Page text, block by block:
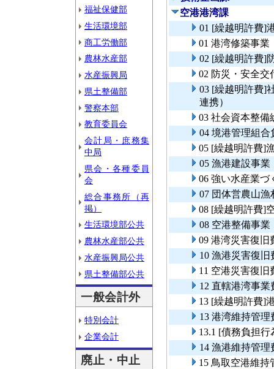
福祉保健部
生活環境部
商工労働部
農林水産部
水産振興局
県土整備部
警察本部
教育委員会
会計局・庶務集
中局
県会・各種委員
会
総合事務所（再
掲）
生活環境部公共
農林水産部公共
水産振興局公共
県土整備部公共
一般会計外
特別会計
企業会計
廃止・中止
空港港湾課
01 [繰越明許費]
01 港湾修築事業
02 [繰越明許費]
02 防災・安全交
03 [繰越明許費]
連携）
03 社会資本整備
04 境港管理組合
05 [繰越明許費]
05 漁港建設事業
06 強い水産業づ
07 団体営農山
08 [繰越明許費]
08 空港整備事業
09 港湾災害復旧
10 漁港災害復旧
11 空港災害復旧
12 直轄港湾事業
13 [繰越明許費]
13 港湾維持管理
13.1 [債務負担
14 漁港維持管理
15 鳥取空港維持